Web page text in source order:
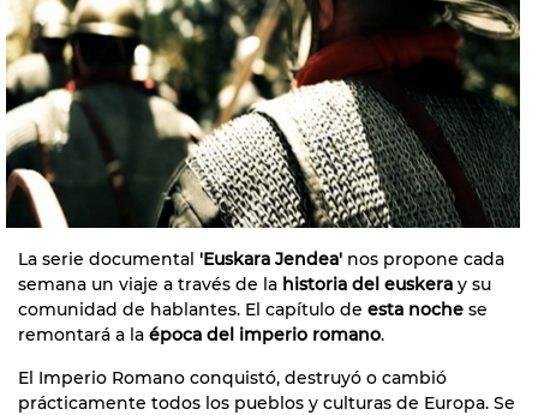
La serie documental 'Euskara Jendea' nos propone cada
semana un viaje a través de la historia del euskera y su
comunidad de hablantes. El capítulo de esta noche se
remontará a la época del imperio romano.
El Imperio Romano conquistó, destruyó o cambió
prácticamente todos los pueblos y culturas de Europa. Se